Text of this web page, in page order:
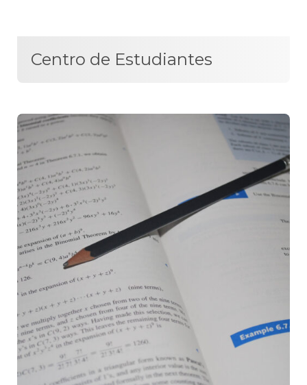
Centro de Estudiantes